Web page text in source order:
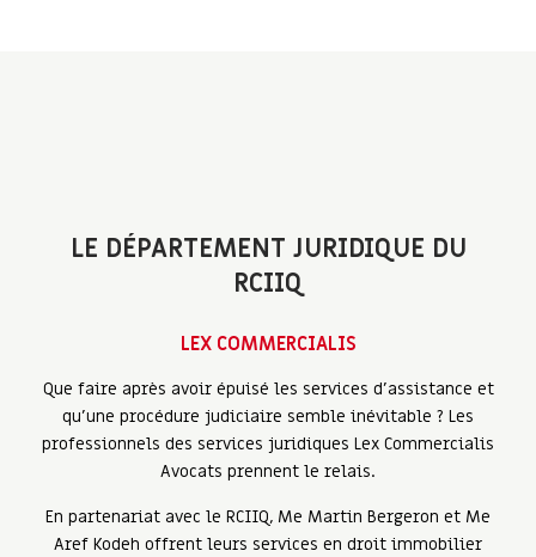
LE DÉPARTEMENT JURIDIQUE DU
RCIIQ
LEX COMMERCIALIS
Que faire après avoir épuisé les services d'assistance et
qu'une procédure judiciaire semble inévitable ? Les
professionnels des services juridiques Lex Commercialis
Avocats prennent le relais.
En partenariat avec le RCIIQ, Me Martin Bergeron et Me
Aref Kodeh offrent leurs services en droit immobilier